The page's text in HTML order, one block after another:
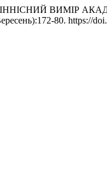
«ЦІННІСНИЙ
80. https://